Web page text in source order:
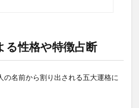
る性格や特徴占断
の名前から割り出される五大運格に